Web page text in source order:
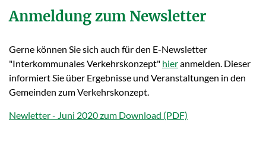
Anmeldung zum Newsletter
Gerne können Sie sich auch für den E-Newsletter
"Interkommunales Verkehrskonzept" hieranmelden. Dieser
informiert Sie über Ergebnisse und Veranstaltungen in den
Gemeinden zum Verkehrskonzept.
Newletter - Juni 2020 zum Download